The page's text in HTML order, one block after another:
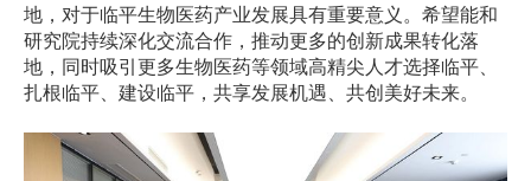
地，对于临平生物医药产业发展具有重要意义。希望能和
研究院持续深化交流合作，推动更多的创新成果转化落
地，同时吸引更多生物医药等领域高精尖人才选择临平、
扎根临平、建设临平，共享发展机遇、共创美好未来。